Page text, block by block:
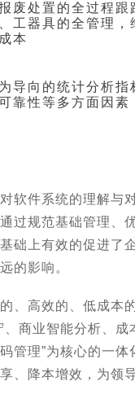
废处置的全过程
工器具的全管理
本
导向的统计分析
靠性等多方面因
软件系统的理解与
过规范基础管理、
础上有效的促进了
的影响。
、高效的、低成本
、商业智能分析、
管理”为核心的一
、降本增效，为领